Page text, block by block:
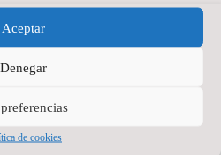
Aceptar
Denegar
de cookies